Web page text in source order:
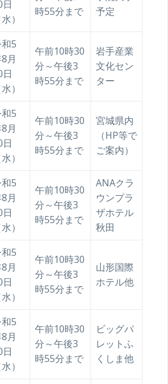
日
水）
時55分まで
予定
5
月
日
水）
午前10時30
分～午後3
時55分まで
岩手産業
文化セン
ター
5
月
日
水）
午前10時30
分～午後3
時55分まで
宮城県内
（HP等で
ご案内）
5
月
日
水）
午前10時30
分～午後3
時55分まで
ANAクラ
ウンプラ
ザホテル
秋田
5
月
日
水）
午前10時30
分～午後3
時55分まで
山形国際
ホテル他
5
月
日
水）
午前10時30
分～午後3
時55分まで
ビッグパ
レットふ
くしま他